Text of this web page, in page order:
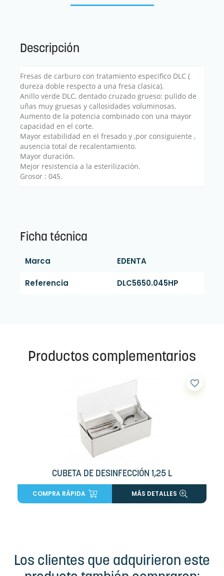
Descripción
Fresas de carburo con tratamiento especifico DLC (
dureza doble respecto a una fresa clasica).
Anillo verde DLC, dentado cruzado grueso: pulido de
uñas muy gruesas y callosidades voluminosas.
Aumento de la potencia combinado con una mayor
capacidad en el corte.
Mayor estabilidad en el fresado y ,por consiguiente ,
ausencia total de recalentamiento.
Mayor duración.
Mejor resistencia a la esterilización.
Grosor : 045.
Ficha técnica
Marca EDENTA
Referencia DLC5650.045HP
Productos complementarios
CUBETA DE DESINFECCIÓN 1,25 L
favorite_border
COMPRA RÁPIDA MÁS DETALLES
Los clientes que adquirieron este